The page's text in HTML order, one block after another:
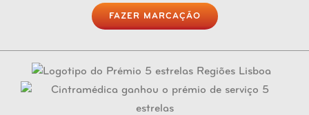
FAZER MARCAÇÃO